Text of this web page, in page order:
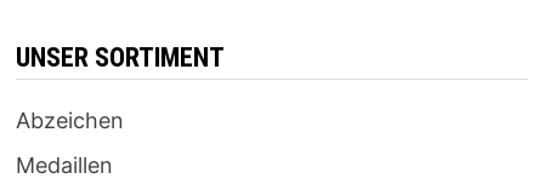
UNSER SORTIMENT
Abzeichen
Medaillen